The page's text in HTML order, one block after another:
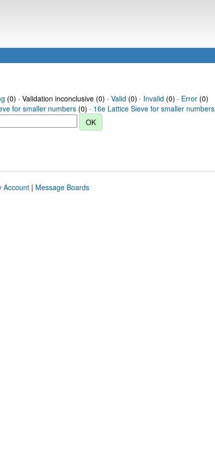
(0) · Validation inconclusive (0) · Valid (0) · Invalid (0) · Error(0)
for smaller numbers (0) · 16e Lattice Sieve for smaller numbers
Account| Message Boards